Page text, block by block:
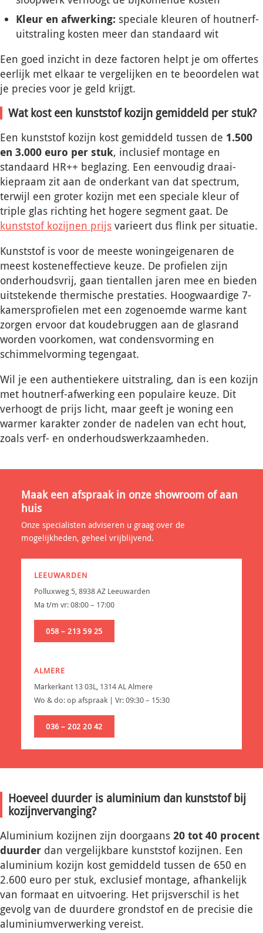
Kleur en afwerking: speciale kleuren of houtnerf-
uitstraling kosten meer dan standaard wit
Een goed inzicht in deze factoren helpt je om offertes
eerlijk met elkaar te vergelijken en te beoordelen wat
je precies voor je geld krijgt.
Wat kost een kunststof kozijn gemiddeld per stuk?
Een kunststof kozijn kost gemiddeld tussen de 1.500
en 3.000 euro per stuk, inclusief montage en
standaard HR++ beglazing. Een eenvoudig draai-
kiepraam zit aan de onderkant van dat spectrum,
terwijl een groter kozijn met een speciale kleur of
triple glas richting het hogere segment gaat. De
kunststof kozijnen prijs varieert dus flink per situatie.
Kunststof is voor de meeste woningeigenaren de
meest kosteneffectieve keuze. De profielen zijn
onderhoudsvrij, gaan tientallen jaren mee en bieden
uitstekende thermische prestaties. Hoogwaardige 7-
kamersprofielen met een zogenoemde warme kant
zorgen ervoor dat koudebruggen aan de glasrand
worden voorkomen, wat condensvorming en
schimmelvorming tegengaat.
Wil je een authentiekere uitstraling, dan is een kozijn
met houtnerf-afwerking een populaire keuze. Dit
verhoogt de prijs licht, maar geeft je woning een
warmer karakter zonder de nadelen van echt hout,
zoals verf- en onderhoudswerkzaamheden.
Maak een afspraak in onze showroom of aan
huis
Onze specialisten adviseren u graag over de
mogelijkheden, geheel vrijblijvend.
LEEUWARDEN
Polluxweg 5, 8938 AZ Leeuwarden
Ma t/m vr: 08:00 – 17:00
058 – 213 59 25
ALMERE
Markerkant 13 03L, 1314 AL Almere
Wo & do: op afspraak | Vr: 09:30 – 15:30
036 – 202 20 42
Hoeveel duurder is aluminium dan kunststof bij
kozijnvervanging?
Aluminium kozijnen zijn doorgaans 20 tot 40 procent
duurder dan vergelijkbare kunststof kozijnen. Een
aluminium kozijn kost gemiddeld tussen de 650 en
2.600 euro per stuk, exclusief montage, afhankelijk
van formaat en uitvoering. Het prijsverschil is het
gevolg van de duurdere grondstof en de precisie die
aluminiumverwerking vereist.